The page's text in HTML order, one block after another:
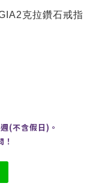
克拉鑽石戒指
(不含假日)。